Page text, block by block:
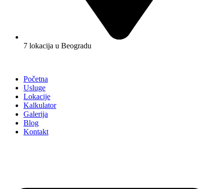
7 lokacija u Beogradu
Početna
Usluge
Lokacije
Kalkulator
Galerija
Blog
Kontakt